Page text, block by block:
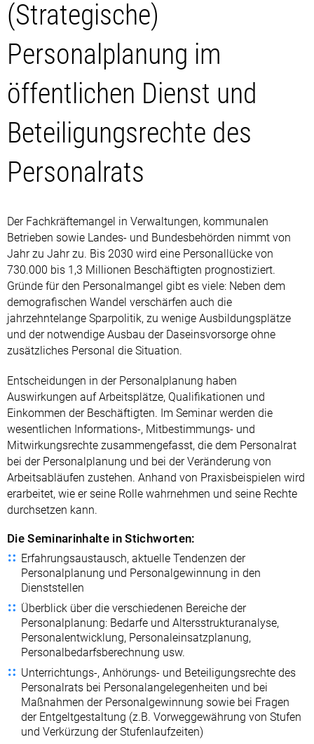
(Strategische)
Personalplanung im
öffentlichen Dienst und
Beteiligungsrechte des
Personalrats
Der Fachkräftemangel in Verwaltungen, kommunalen
Betrieben sowie Landes- und Bundesbehörden nimmt von
Jahr zu Jahr zu. Bis 2030 wird eine Personallücke von
730.000 bis 1,3 Millionen Beschäftigten prognostiziert.
Gründe für den Personalmangel gibt es viele: Neben dem
demografischen Wandel verschärfen auch die
jahrzehntelange Sparpolitik, zu wenige Ausbildungsplätze
und der notwendige Ausbau der Daseinsvorsorge ohne
zusätzliches Personal die Situation.
Entscheidungen in der Personalplanung haben
Auswirkungen auf Arbeitsplätze, Qualifikationen und
Einkommen der Beschäftigten. Im Seminar werden die
wesentlichen Informations-, Mitbestimmungs- und
Mitwirkungsrechte zusammengefasst, die dem Personalrat
bei der Personalplanung und bei der Veränderung von
Arbeitsabläufen zustehen. Anhand von Praxisbeispielen wird
erarbeitet, wie er seine Rolle wahrnehmen und seine Rechte
durchsetzen kann.
Die Seminarinhalte in Stichworten:
Erfahrungsaustausch, aktuelle Tendenzen der
Personalplanung und Personalgewinnung in den
Dienststellen
Überblick über die verschiedenen Bereiche der
Personalplanung: Bedarfe und Altersstrukturanalyse,
Personalentwicklung, Personaleinsatzplanung,
Personalbedarfsberechnung usw.
Unterrichtungs-, Anhörungs- und Beteiligungsrechte des
Personalrats bei Personalangelegenheiten und bei
Maßnahmen der Personalgewinnung sowie bei Fragen
der Entgeltgestaltung (z.B. Vorweggewährung von Stufen
und Verkürzung der Stufenlaufzeiten)